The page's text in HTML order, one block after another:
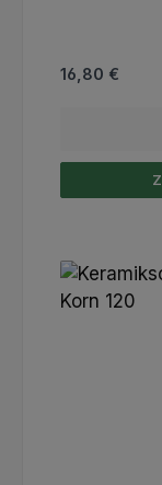
Regulärer
16,80 €